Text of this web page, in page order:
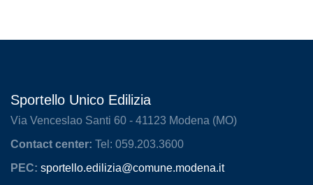
Sportello Unico Edilizia
Via Venceslao Santi 60 - 41123 Modena (MO)
Contact center: Tel: 059.203.3600
PEC: sportello.edilizia@comune.modena.it